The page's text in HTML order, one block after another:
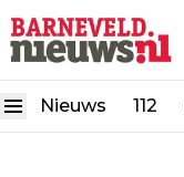
Nieuws 112